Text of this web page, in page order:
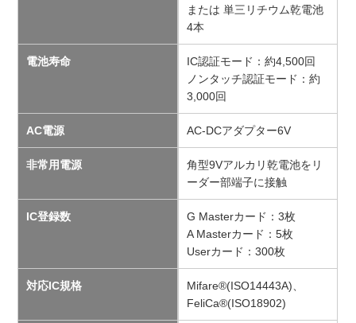
または 単三リチウム乾電池
4本
電池寿命
IC認証モード：約4,500回
ノンタッチ認証モード：約
3,000回
AC電源 AC-DCアダプター6V
非常用電源
角型9Vアルカリ乾電池をリ
ーダー部端子に接触
IC登録数
G Masterカード：3枚
A Masterカード：5枚
Userカード：300枚
対応IC規格
Mifare®(ISO14443A)、
FeliCa®(ISO18902)